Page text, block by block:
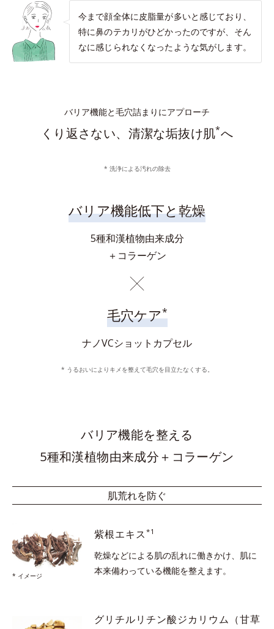
今まで顔全体に皮脂量が多いと感じており、
特に鼻のテカリがひどかったのですが、そん
なに感じられなくなったような気がします。
バリア機能と毛穴詰まりにアプローチ
くり返さない、清潔な垢抜け肌*へ
* 洗浄による汚れの除去
バリア機能低下と乾燥
5種和漢植物由来成分
＋コラーゲン
毛穴ケア*
ナノVCショットカプセル
* うるおいによりキメを整えて毛穴を目立たなくする。
バリア機能を整える
5種和漢植物由来成分＋コラーゲン
肌荒れを防ぐ
* イメージ
紫根エキス *1
乾燥などによる肌の乱れに働きかけ、 肌に
本来備わっている機能を整えます。
グリチルリチン酸ジカリウム （甘草